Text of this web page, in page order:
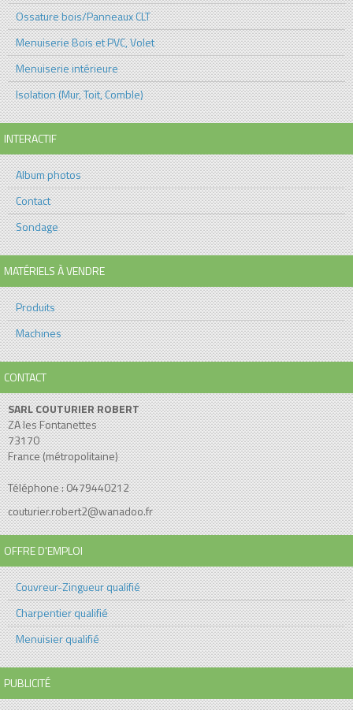
Ossature bois/Panneaux CLT
Menuiserie Bois et PVC, Volet
Menuiserie intérieure
Isolation (Mur, Toit, Comble)
INTERACTIF
Album photos
Contact
Sondage
MATÉRIELS À VENDRE
Produits
Machines
CONTACT
SARL COUTURIER ROBERT
ZA les Fontanettes
73170
France (métropolitaine)
Téléphone : 0479440212
couturier.robert2@wanadoo.fr
OFFRE D'EMPLOI
Couvreur-Zingueur qualifié
Charpentier qualifié
Menuisier qualifié
PUBLICITÉ